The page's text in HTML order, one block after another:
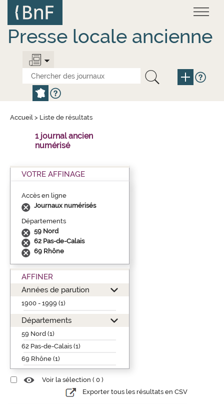
contenu
principal
Presse locale ancienne
Accueil > Liste de résultats
1 journal ancien
numérisé
VOTRE AFFINAGE
Accès en ligne
Journaux numérisés
Départements
59 Nord
62 Pas-de-Calais
69 Rhône
AFFINER
Années de parution
1900 - 1999 (1)
Départements
59 Nord (1)
62 Pas-de-Calais (1)
69 Rhône (1)
Voir la sélection ( 0 )
Exporter tous les résultats en CSV
Panneau de gestion des cookies